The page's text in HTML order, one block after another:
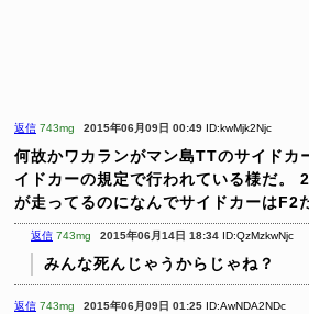
返信 743mg 2015年06月09日 00:49 ID:kwMjk2Njc
何故かワカランがマン島TTのサイドカ
イドカーの規定で行われている様だ。
が走ってるのになんでサイドカーはF2
返信 743mg 2015年06月14日 18:34 ID:QzMzkwNjc
みんな死んじゃうからじゃね？
返信 743mg 2015年06月09日 01:25 ID:AwNDA2NDc